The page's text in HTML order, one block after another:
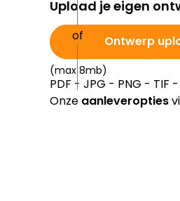
Upload je eigen
Ontwerp
(max 8mb)
PDF - JPG - PNG - TIF -
Onze aanleveropties